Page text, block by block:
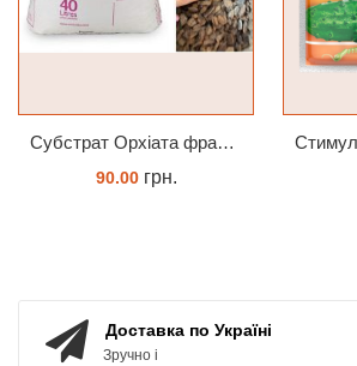
Субстрат Орхіата фракція 9-12мм
90.00грн.
Доставка по Україні
Зручно і